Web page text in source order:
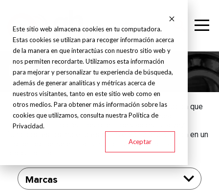
Este sitio web almacena cookies en tu computadora.
Estas cookies se utilizan para recoger información acerca
de la manera en que interactúas con nuestro sitio web y
nos permiten recordarte. Utilizamos esta información
para mejorar y personalizar tu experiencia de búsqueda,
además de generar analíticas y métricas acerca de
nuestros visitantes, tanto en este sitio web como en
otros medios. Para obtener más información sobre las
cookies que utilizamos, consulta nuestra Política de
Privacidad.
Aceptar
Inyección de plástico
El moldeo por inyección es un método de fabricación que
consiste en derretir gránulos de plástico, ya sean
polímeros termoplásticos o termoestables. Una vez
fundidos, estos materiales se inyectan a alta presión en un
molde, donde se enfrían y solidifican para formar el
Marcas